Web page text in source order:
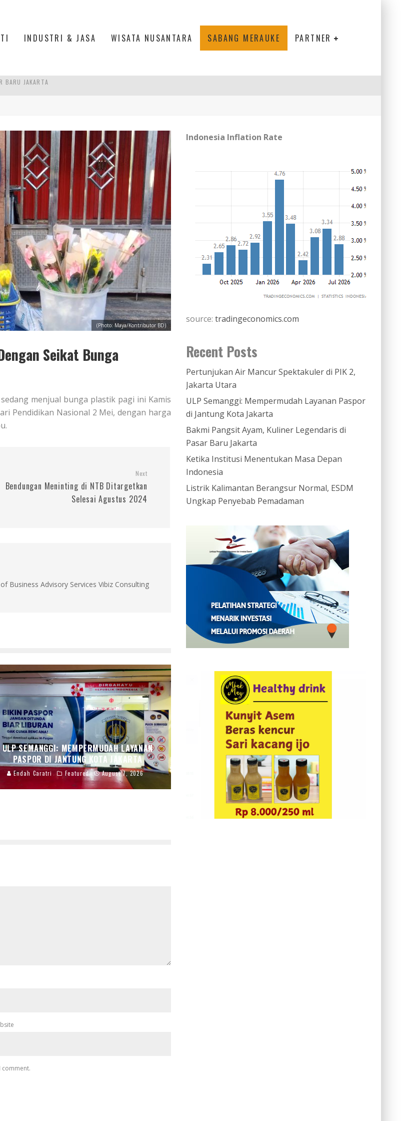
INDUSTRI & JASA WISATA NUSANTARA SABANG MERAUKE PARTNER
UTARA
BARU JAKARTA
(Photo: Maya/Kontributor BD)
Seikat Bunga
menjual bunga plastik pagi ini Kamis
Pendidikan Nasional 2 Mei, dengan harga
Next
Bendungan Meninting di NTB Ditargetkan
Selesai Agustus 2024
Business Advisory Services Vibiz Consulting
ULP SEMANGGI: MEMPERMUDAH LAYANAN
PASPOR DI JANTUNG KOTA JAKARTA
Endah Caratri Featured August 7, 2026
comment.
Indonesia Inflation Rate
source: tradingeconomics.com
Recent Posts
Pertunjukan Air Mancur Spektakuler di PIK 2,
Jakarta Utara
ULP Semanggi: Mempermudah Layanan Paspor
di Jantung Kota Jakarta
Bakmi Pangsit Ayam, Kuliner Legendaris di
Pasar Baru Jakarta
Ketika Institusi Menentukan Masa Depan
Indonesia
Listrik Kalimantan Berangsur Normal, ESDM
Ungkap Penyebab Pemadaman